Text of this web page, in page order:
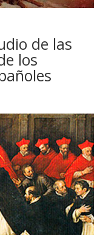
de las
los